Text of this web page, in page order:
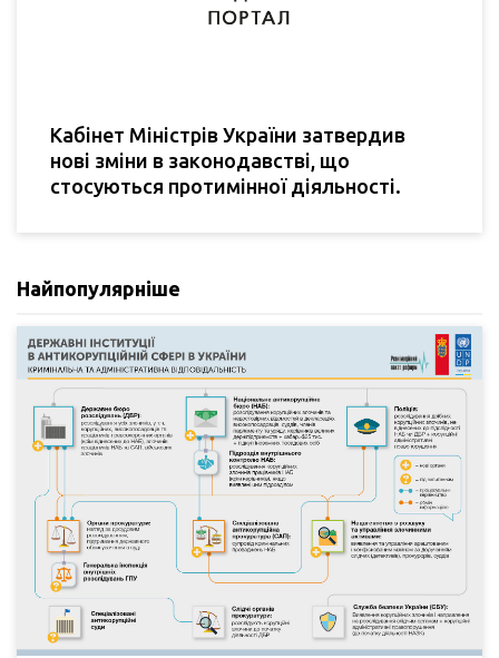
Кабінет Міністрів України затвердив
нові зміни в законодавстві, що
стосуються протимінної діяльності.
Найпопулярніше